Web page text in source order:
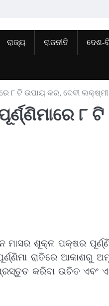
ରାଜ୍ୟ ରାଜନୀତି ଦେଶ-
୮ ଟି ଉପାୟ କର, ଦେବୀ
୮
ମାସର ଶୂକ୍ଳ ପକ୍ଷର
ରାତିରେ ଆକାଶରୁ
କରିବା ଉଚିତ ଏବଂ